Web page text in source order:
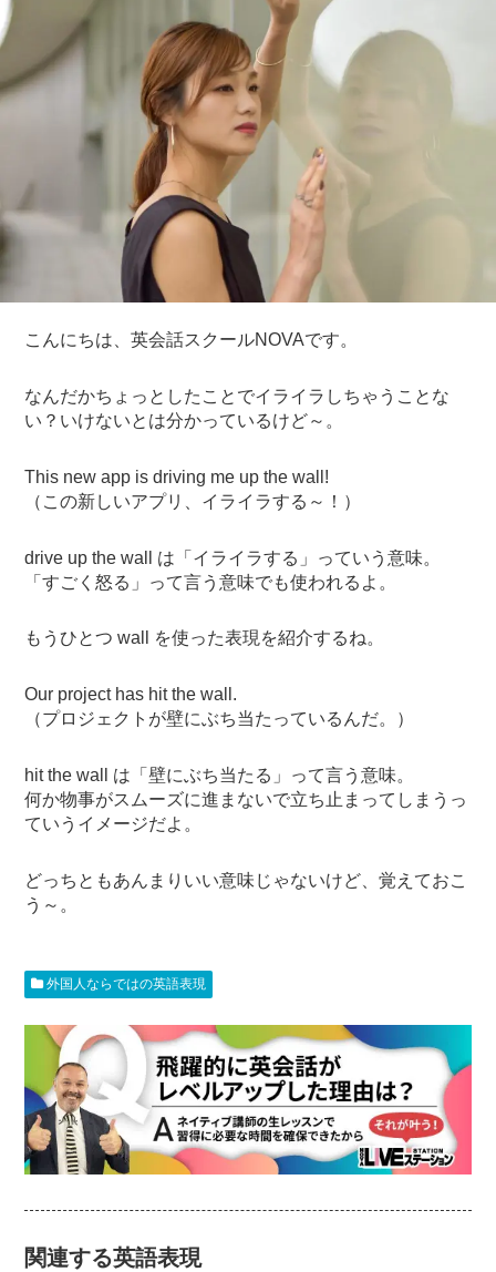
こんにちは、英会話スクールNOVAです。
なんだかちょっとしたことでイライラしちゃうことな
い？いけないとは分かっているけど～。
This new app is driving me up the wall!
（この新しいアプリ、イライラする～！）
drive up the wall は「イライラする」っていう意味。
「すごく怒る」って言う意味でも使われるよ。
もうひとつ wall を使った表現を紹介するね。
Our project has hit the wall.
（プロジェクトが壁にぶち当たっているんだ。）
hit the wall は「壁にぶち当たる」って言う意味。
何か物事がスムーズに進まないで立ち止まってしまうっ
ていうイメージだよ。
どっちともあんまりいい意味じゃないけど、覚えておこ
う～。
外国人ならではの英語表現
関連する英語表現